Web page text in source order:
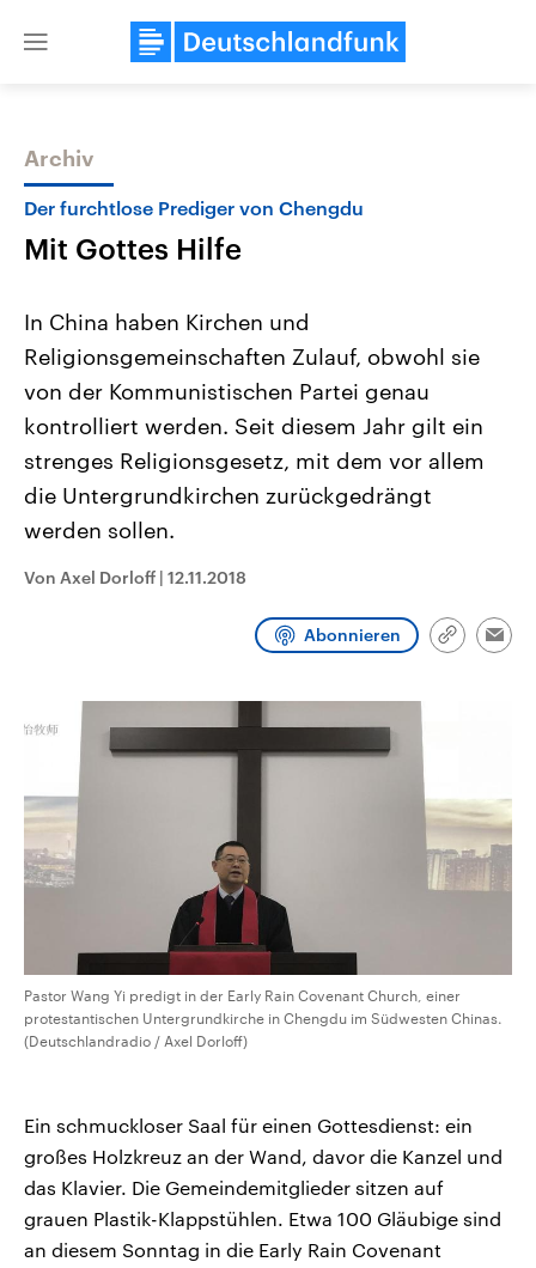
Close
Themen
Landtagswahl Sachsen-Anhalt
2026
Alle Informationen
Sachsen-Anhalt wählt am 6.
September 2026 einen neuen
Landtag. Seit 2021 wird das
Bundesland von einer Koalition aus
Umfragen, Prognosen,
Wahlprogramme, aktuelle Berichte
und Kandidaten der anstehenden
Aktuelle Beiträge,
Hintergründe
Wirtschaftlich und
gehören die Vereinigten
den mächtigsten Ländern
Archiv
Der furchtlose Prediger von Chengdu
Mit Gottes Hilfe
In China haben Kirchen und
Religionsgemeinschaften Zulauf, obwohl sie
von der Kommunistischen Partei genau
kontrolliert werden. Seit diesem Jahr gilt ein
strenges Religionsgesetz, mit dem vor allem
die Untergrundkirchen zurückgedrängt
werden sollen.
Von Axel Dorloff | 12.11.2018
Abonnieren
Link
Pastor Wang Yi predigt in der Early Rain Covenant Church, einer
protestantischen Untergrundkirche in Chengdu im Südwesten Chinas.
(Deutschlandradio / Axel Dorloff)
Ein schmuckloser Saal für einen Gottesdienst: ein
großes Holzkreuz an der Wand, davor die Kanzel und
das Klavier. Die Gemeindemitglieder sitzen auf
grauen Plastik-Klappstühlen. Etwa 100 Gläubige sind
an diesem Sonntag in die Early Rain Covenant